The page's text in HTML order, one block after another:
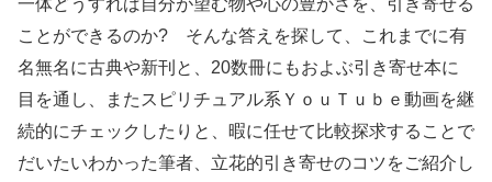
ことができるのか? そんな答えを探して、これまでに有
名無名に古典や新刊と、20数冊にもおよぶ引き寄せ本に
目を通し、またスピリチュアル系ＹｏｕＴｕｂｅ動画を継
続的にチェックしたりと、暇に任せて比較探求することで
だいたいわかった筆者、立花的引き寄せのコツをご紹介し